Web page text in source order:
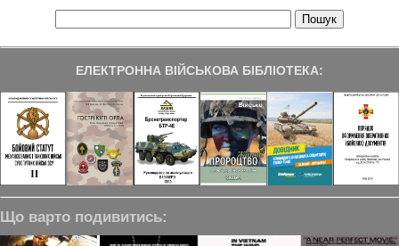
ЕЛЕКТРОННА ВІЙСЬКОВА БІБЛІОТЕКА:
Що варто подивитись: